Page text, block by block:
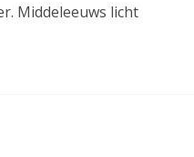
Middeleeuws licht